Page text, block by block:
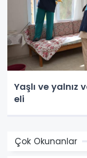
Yaşlı ve
eli
Çok Okunanlar